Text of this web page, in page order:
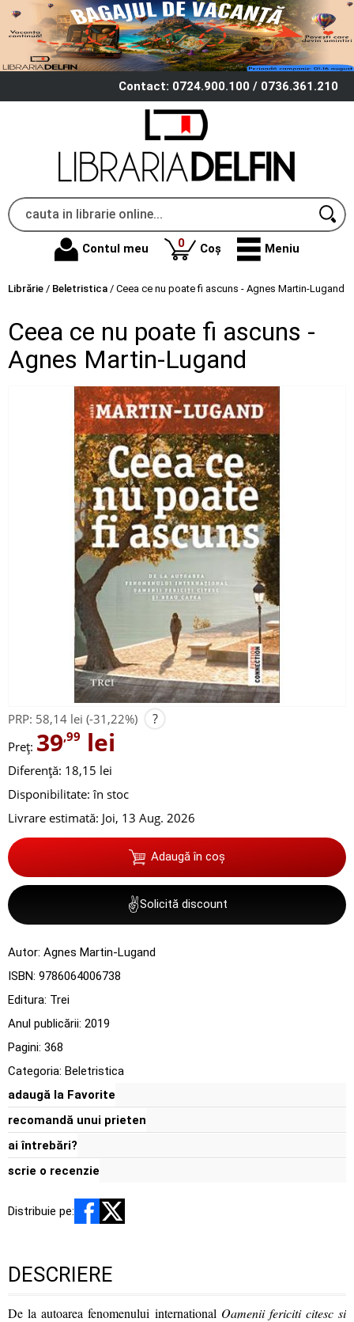
Contact: 0724.900.100 / 0736.361.210
Contul meu 0produse
Coș Meniu
Librărie / Beletristica / Ceea ce nu poate fi ascuns - Agnes Martin-Lugand
Ceea ce nu poate fi ascuns -
Agnes Martin-Lugand
PRP: 58,14 lei (-31,22%) ?
Preț: 39,99 lei
Diferență: 18,15 lei
Disponibilitate: în stoc
Livrare estimată: Joi, 13 Aug. 2026
Adaugă în coș
✌Solicită discount
Autor: Agnes Martin-Lugand
ISBN: 9786064006738
Editura: Trei
Anul publicării: 2019
Pagini: 368
Categoria: Beletristica
adaugă la Favorite
recomandă unui prieten
ai întrebări?
scrie o recenzie
Distribuie pe:
DESCRIERE
De la autoarea fenomenului international Oamenii fericiti citesc si